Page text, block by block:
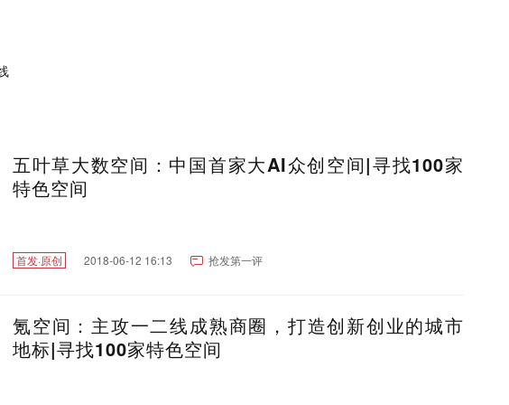
五叶草大数空间：中国首家大AI众创空间|寻找100家
特色空间
首发·原创 2018-06-12 16:13 抢发第一评
氪空间：主攻一二线成熟商圈，打造创新创业的城市
地标|寻找100家特色空间